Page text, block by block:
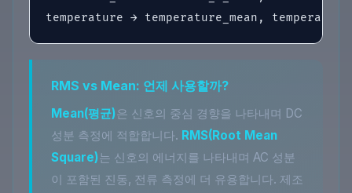
temperature → temperature_mean,
RMS vs Mean: 언제 사용할까?
Mean(평균)은 신호의 중심 경향을 나타내며 DC
성분 측정에 적합합니다. RMS(Root Mean
Square)는 신호의 에너지를 나타내며 AC 성분
이 포함된 진동, 전류 측정에 더 유용합니다. 제조